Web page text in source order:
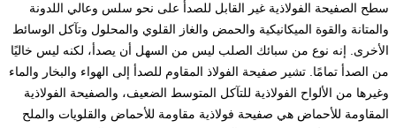
سطح الصفيحة الفولاذية غير القابل للصدأ على نحو سلس وعالي اللدونة
والمتانة والقوة الميكانيكية والحمض والغاز القلوي والمحلول وتآكل الوسائط
الأخرى. إنه نوع من سبائك الصلب ليس من السهل أن يصدأ، لكنه ليس خاليًا
من الصدأ تمامًا. تشير صفيحة الفولاذ المقاوم للصدأ إلى الهواء والبخار والماء
وغيرها من الألواح الفولاذية للتآكل المتوسط الضعيف، والصفيحة الفولاذية
المقاومة للأحماض هي صفيحة فولاذية مقاومة للأحماض والقلويات والملح